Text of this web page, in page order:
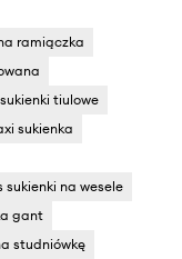
ramiączka
sukienki tiulowe
sukienka
sukienki na wesele
gant
studniówkę